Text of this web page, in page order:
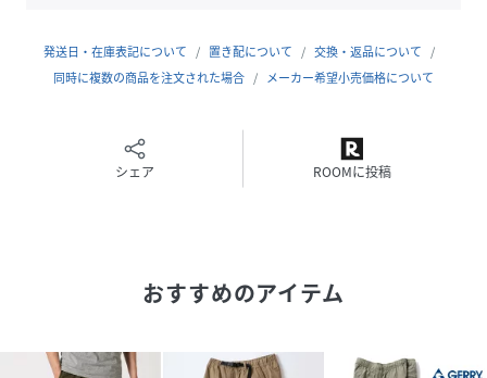
・ウエストゴム+ベルト付き・ポケットフロント×2（裏地メ
ッシュ）バック×2（裏地メッシュ）・前身左プリント
トレンドのシルエットとデザインでヘビロテできる！
イージーパンツの快適さを持ちながら､ストリートからカジ
発送日・在庫表記について 置き配について
交換・返品について
同時に複数の商品を注文された場合
メーカー希望小売価格について
シェア ROOMに投稿
おすすめのアイテム